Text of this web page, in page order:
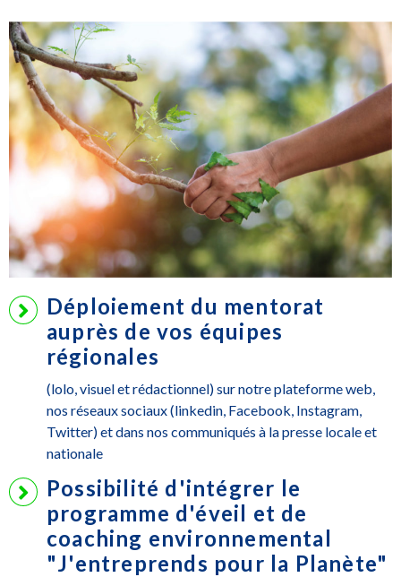
Déploiement du mentorat
auprès de vos équipes
régionales
(lolo, visuel et rédactionnel) sur notre plateforme web,
nos réseaux sociaux (linkedin, Facebook, Instagram,
Twitter) et dans nos communiqués à la presse locale et
nationale
Possibilité d'intégrer le
programme d'éveil et de
coaching environnemental
"J'entreprends pour la Planète"